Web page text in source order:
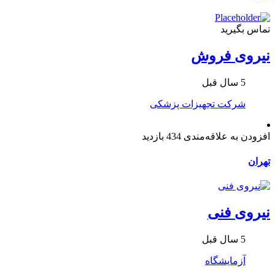
تماس بگیرید
نیروی فروش
5 سال قبل
شرکت تجهیزات پزشکی
افزودن به علاقه‌مندی 434 بازدید
تهران
نیروی فنی
5 سال قبل
آزمایشگاه